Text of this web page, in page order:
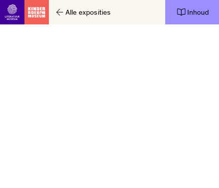
Ga direct naar inhoudAlle exposities Inhoud